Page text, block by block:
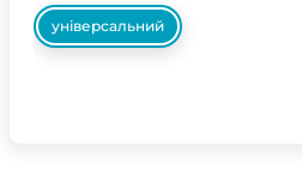
універсальний